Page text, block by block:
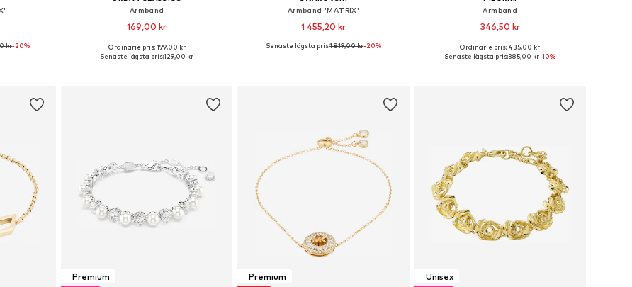
Size
kr-20%
Armband
169,00 kr
Tillgängliga storlekar: S/M, L/XL
Ordinarie pris: 199,00 kr
Senaste lägsta pris:129,00 kr
Armband 'MATRIX'
1 455,20 kr
Tillgängliga storlekar: One Size
Senaste lägsta pris:1 819,00 kr-20%
Armband
346,50 kr
Tillgängliga storlekar: One Size
Ordinarie pris: 435,00 kr
Senaste lägsta pris:385,00 kr-10%
Premium
Premium
Unisex